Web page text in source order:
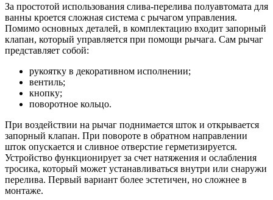
За простотой использования слива-перелива полуавтомата для
ванны кроется сложная система с рычагом управления.
Помимо основных деталей, в комплектацию входит запорный
клапан, который управляется при помощи рычага. Сам рычаг
представляет собой:
рукоятку в декоративном исполнении;
вентиль;
кнопку;
поворотное кольцо.
При воздействии на рычаг поднимается шток и открывается
запорный клапан. При повороте в обратном направлении
шток опускается и сливное отверстие герметизируется.
Устройство функционирует за счет натяжения и ослабления
тросика, который может устанавливаться внутри или снаружи
перелива. Первый вариант более эстетичен, но сложнее в
монтаже.